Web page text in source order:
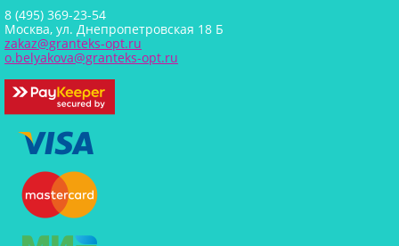
8 (495) 369-23-54
Москва, ул. Днепропетровская 18 Б
zakaz@granteks-opt.ru
o.belyakova@granteks-opt.ru